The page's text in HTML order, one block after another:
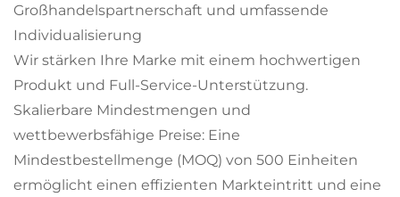
Großhandelspartnerschaft und umfassende
Individualisierung
Wir stärken Ihre Marke mit einem hochwertigen
Produkt und Full-Service-Unterstützung.
Skalierbare Mindestmengen und
wettbewerbsfähige Preise: Eine
Mindestbestellmenge (MOQ) von 500 Einheiten
ermöglicht einen effizienten Markteintritt und eine